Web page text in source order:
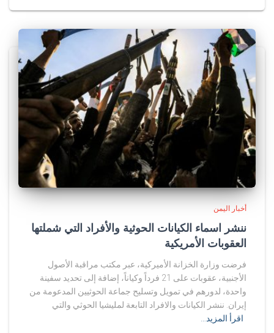
أخبار اليمن
ننشر اسماء الكيانات الحوثية والأفراد التي شملتها
العقوبات الأمريكية
فرضت وزارة الخزانة الأميركية، عبر مكتب مراقبة الأصول
الأجنبية، عقوبات على 21 فرداً وكياناً، إضافة إلى تحديد سفينة
واحدة، لدورهم في تمويل وتسليح جماعة الحوثيين المدعومة من
إيران. ننشر الكيانات والافراد التابعة لمليشيا الحوثي والتي
اقرأ المزيد…